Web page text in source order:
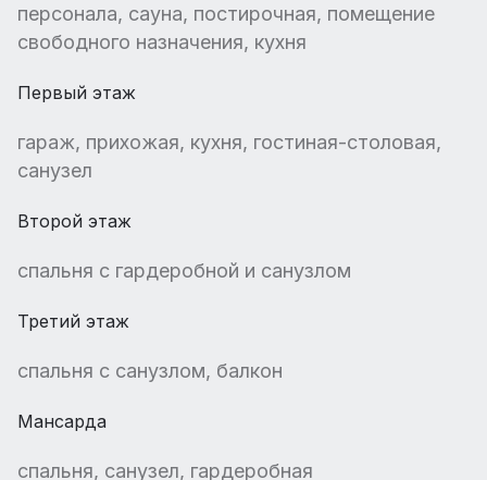
персонала, сауна, постирочная, помещение
свободного назначения, кухня
Первый этаж
гараж, прихожая, кухня, гостиная-столовая,
санузел
Второй этаж
спальня с гардеробной и санузлом
Третий этаж
спальня с санузлом, балкон
Мансарда
спальня, санузел, гардеробная